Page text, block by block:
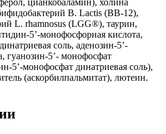
цианкобаламин), холина
В. Lactis (BB-12),
L. rhamnosus (LGG®), таурин,
5’-монофосфорная кислота,
соль, аденозин-5’-
гуанозин-5’- монофосфат
5’-монофосфат динатриевая соль),
(аскорбилпальмитат), лютеин.